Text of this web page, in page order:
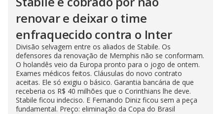
renovar e deixar o time
enfraquecido contra o Inter
Divisão selvagem entre os aliados de Stabile. Os
defensores da renovação de Memphis não se conformam.
O holandês veio da Europa pronto para o jogo de ontem.
Exames médicos feitos. Cláusulas do novo contrato
aceitas. Ele só exigiu o básico. Garantia bancária de que
receberia os R$ 40 milhões que o Corinthians lhe deve.
Stabile ficou indeciso. E Fernando Diniz ficou sem a peça
fundamental. Preço: eliminação da Copa do Brasil